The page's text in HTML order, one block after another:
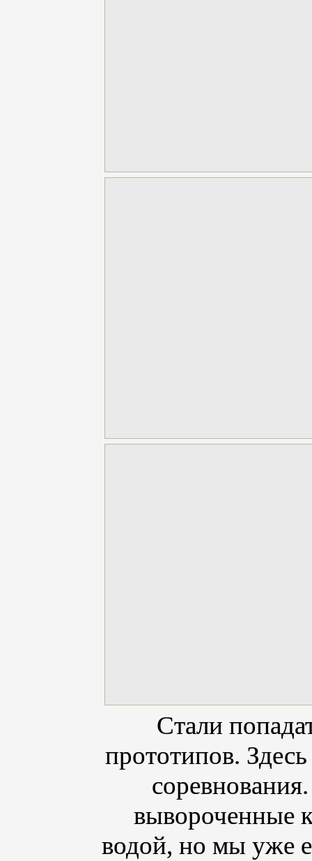
Стали
прототипов.
вывороченные
водой, но мы уже